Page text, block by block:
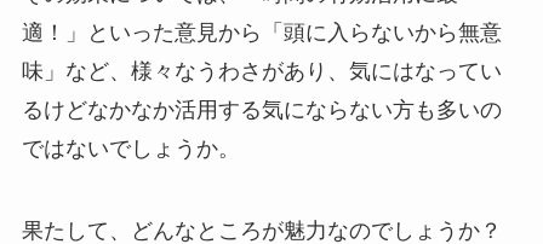
適！」といった意見から「頭に入らないから無意
味」など、様々なうわさがあり、気にはなってい
るけどなかなか活用する気にならない方も多いの
ではないでしょうか。
果たして、どんなところが魅力なのでしょうか？